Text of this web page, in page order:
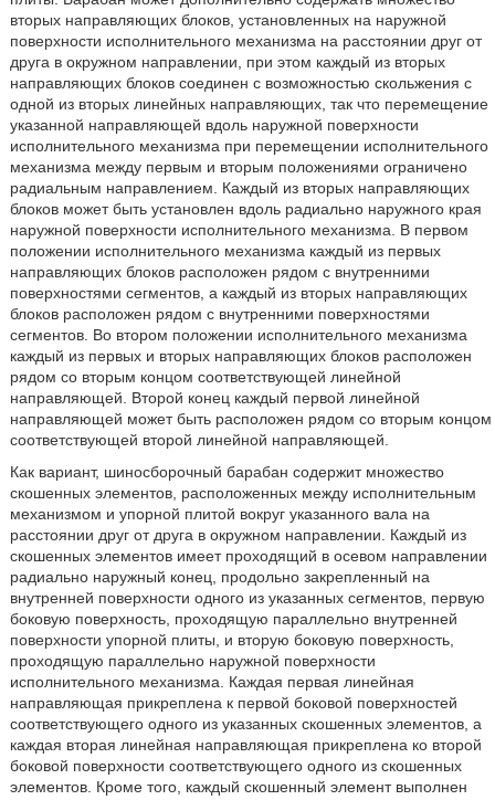
вторых направляющих блоков, установленных на наружной
поверхности исполнительного механизма на расстоянии друг от
друга в окружном направлении, при этом каждый из вторых
направляющих блоков соединен с возможностью скольжения с
одной из вторых линейных направляющих, так что перемещение
указанной направляющей вдоль наружной поверхности
исполнительного механизма при перемещении исполнительного
механизма между первым и вторым положениями ограничено
радиальным направлением. Каждый из вторых направляющих
блоков может быть установлен вдоль радиально наружного края
наружной поверхности исполнительного механизма. В первом
положении исполнительного механизма каждый из первых
направляющих блоков расположен рядом с внутренними
поверхностями сегментов, а каждый из вторых направляющих
блоков расположен рядом с внутренними поверхностями
сегментов. Во втором положении исполнительного механизма
каждый из первых и вторых направляющих блоков расположен
рядом со вторым концом соответствующей линейной
направляющей. Второй конец каждый первой линейной
направляющей может быть расположен рядом со вторым концом
соответствующей второй линейной направляющей.
Как вариант, шиносборочный барабан содержит множество
скошенных элементов, расположенных между исполнительным
механизмом и упорной плитой вокруг указанного вала на
расстоянии друг от друга в окружном направлении. Каждый из
скошенных элементов имеет проходящий в осевом направлении
радиально наружный конец, продольно закрепленный на
внутренней поверхности одного из указанных сегментов, первую
боковую поверхность, проходящую параллельно внутренней
поверхности упорной плиты, и вторую боковую поверхность,
проходящую параллельно наружной поверхности
исполнительного механизма. Каждая первая линейная
направляющая прикреплена к первой боковой поверхностей
соответствующего одного из указанных скошенных элементов, а
каждая вторая линейная направляющая прикреплена ко второй
боковой поверхности соответствующего одного из скошенных
элементов. Кроме того, каждый скошенный элемент выполнен